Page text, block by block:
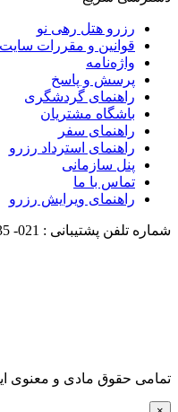
رزرو هتل رهی نو
قوانین و مقررات سایت
واژه‌نامه
پرسش و پاسخ
راهنمای گردشگری
باشگاه مشتریان
راهنمای سفر
راهنمای استرداد رزرو
پنل سازمانی
تماس با ما
راهنمای ویرایش رزرو
شماره تلفن پشتیبانی : 021-
تمامی حقوق مادی و معنوی